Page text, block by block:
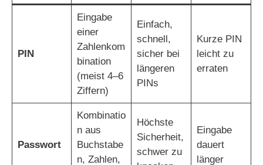
PIN
Eingabe
einer
Zahlenkom
bination
(meist 4–6
Ziffern)
Einfach,
schnell,
sicher bei
längeren
PINs
Kurze PIN
leicht zu
erraten
Passwort
Kombinatio
n aus
Buchstabe
n, Zahlen,
Höchste
Sicherheit,
schwer zu
Eingabe
dauert
länger